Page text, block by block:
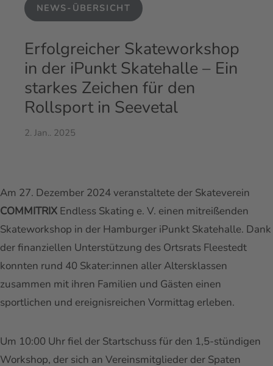
NEWS-ÜBERSICHT
Erfolgreicher Skateworkshop
in der iPunkt Skatehalle – Ein
starkes Zeichen für den
Rollsport in Seevetal
2. Jan.. 2025
Am 27. Dezember 2024 veranstaltete der Skateverein
COMMITRIX Endless Skating e. V. einen mitreißenden
Skateworkshop in der Hamburger iPunkt Skatehalle. Dank
der finanziellen Unterstützung des Ortsrats Fleestedt
konnten rund 40 Skater:innen aller Altersklassen
zusammen mit ihren Familien und Gästen einen
sportlichen und ereignisreichen Vormittag erleben.
Um 10:00 Uhr fiel der Startschuss für den 1,5-stündigen
Workshop, der sich an Vereinsmitglieder der Spaten